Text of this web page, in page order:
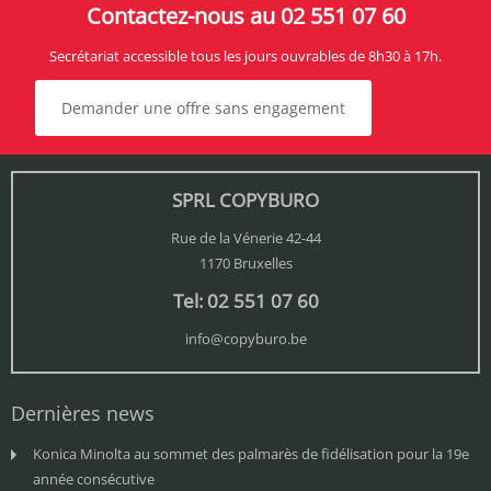
Contactez-nous au 02 551 07 60
Secrétariat accessible tous les jours ouvrables de 8h30 à 17h.
Demander une offre sans engagement
SPRL COPYBURO
Rue de la Vénerie 42-44
1170 Bruxelles
Tel: 02 551 07 60
info@copyburo.be
Dernières news
Konica Minolta au sommet des palmarès de fidélisation pour la 19e
année consécutive